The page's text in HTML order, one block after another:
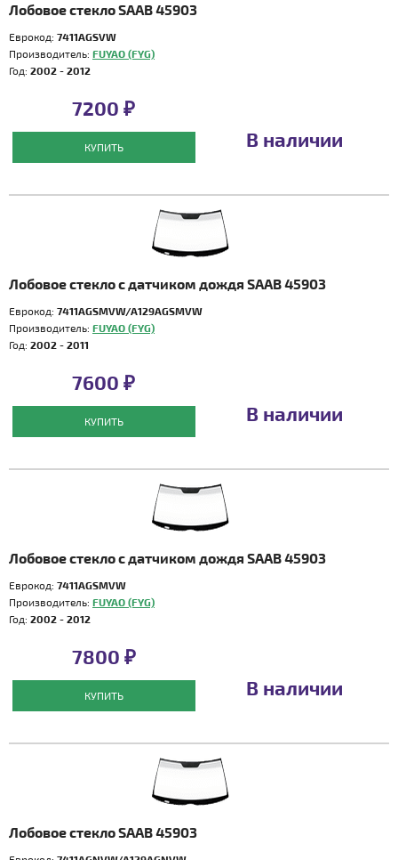
Лобовое стекло SAAB 45903
Еврокод: 7411AGSVW
Производитель: FUYAO (FYG)
Год: 2002 - 2012
7200 ₽
КУПИТЬ В наличии
Лобовое стекло с датчиком дождя SAAB 45903
Еврокод: 7411AGSMVW/A129AGSMVW
Производитель: FUYAO (FYG)
Год: 2002 - 2011
7600 ₽
КУПИТЬ В наличии
Лобовое стекло с датчиком дождя SAAB 45903
Еврокод: 7411AGSMVW
Производитель: FUYAO (FYG)
Год: 2002 - 2012
7800 ₽
КУПИТЬ В наличии
Лобовое стекло SAAB 45903